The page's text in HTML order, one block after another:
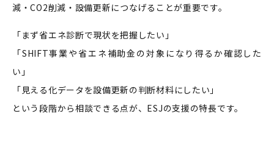
減・CO2削減・設備更新につなげることが重要です。
「まず省エネ診断で現状を把握したい」
「SHIFT事業や省エネ補助金の対象になり得るか確認した
い」
「見える化データを設備更新の判断材料にしたい」
という段階から相談できる点が、ESJの支援の特長です。